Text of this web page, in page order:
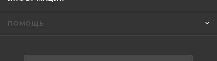
ПОМОЩЬ